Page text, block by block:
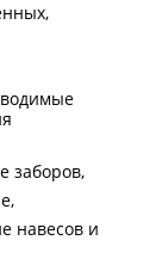
заборов
навесов и